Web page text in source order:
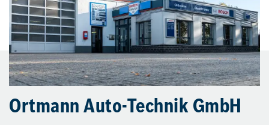
Ortmann Auto-Technik GmbH